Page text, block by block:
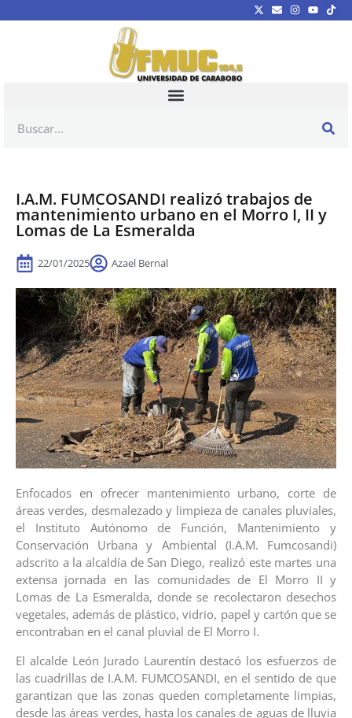
I.A.M. FUMCOSANDI realizó trabajos de
mantenimiento urbano en el Morro I, II y
Lomas de La Esmeralda
22/01/2025 Azael Bernal
Enfocados en ofrecer mantenimiento urbano, corte de
áreas verdes, desmalezado y limpieza de canales pluviales,
el Instituto Autónomo de Función, Mantenimiento y
Conservación Urbana y Ambiental (I.A.M. Fumcosandi)
adscrito a la alcaldía de San Diego, realizó este martes una
extensa jornada en las comunidades de El Morro II y
Lomas de La Esmeralda, donde se recolectaron desechos
vegetales, además de plástico, vidrio, papel y cartón que se
encontraban en el canal pluvial de El Morro I.
El alcalde León Jurado Laurentín destacó los esfuerzos de
las cuadrillas de I.A.M. FUMCOSANDI, en el sentido de que
garantizan que las zonas queden completamente limpias,
desde las áreas verdes, hasta los canales de aguas de lluvia